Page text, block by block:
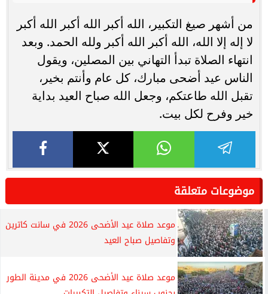
من أشهر صيغ التكبير، الله أكبر الله أكبر الله أكبر
لا إله إلا الله، الله أكبر الله أكبر ولله الحمد. وبعد
انتهاء الصلاة تبدأ التهاني بين المصلين، ويقول
الناس عيد أضحى مبارك، كل عام وأنتم بخير،
تقبل الله طاعتكم، وجعل الله صباح العيد بداية
خير وفرح لكل بيت.
موضوعات متعلقة
موعد صلاة عيد الأضحى 2026 في سانت كاترين
وتفاصيل صباح العيد
موعد صلاة عيد الأضحى 2026 في مدينة الطور